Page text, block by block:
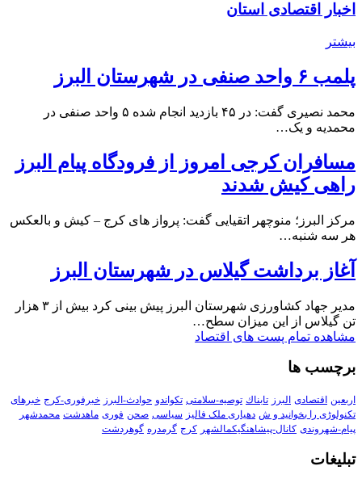
اخبار اقتصادی استان
بیشتر
پلمب ۶ واحد صنفی در شهرستان البرز
محمد نصیری گفت: در ۴۵ بازدید انجام شده ۵ واحد صنفی در
محمدیه و یک…
مسافران کرجی امروز از فرودگاه پیام البرز
راهی کیش شدند
مرکز البرز؛ منوچهر اتقیایی گفت: پرواز های کرج – کیش و بالعکس
هر سه شنبه…
آغاز برداشت گیلاس در شهرستان البرز
مدیر جهاد کشاورزی شهرستان البرز پیش بینی کرد بیش از ۳ هزار
تن گیلاس از این میزان سطح…
مشاهده تمام پست های اقتصاد
برچسب ها
اربعین اقتصادی البرز تابناك توصیه-سلامتی تکواندو حوادث-البرز خبرفوری-کرج خبرهای
تکنولوڑی را بخوانید و ش دهیاری ملک فالیز سیاسی صحن فوری ماهدشت محمدشهر
پیام-شهروندی کانال-پیشاهنگیکمالشهر کرج گرمدره گوهردشت
تبلیغات